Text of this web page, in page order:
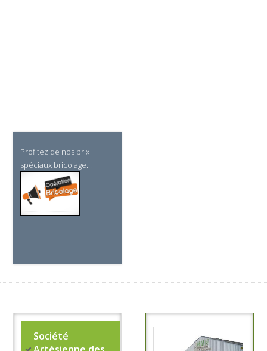
Profitez de nos prix
spéciaux bricolage...
Société